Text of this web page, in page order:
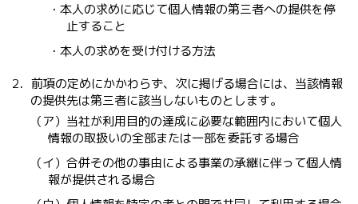
・本人の求めに応じて個人情報の第三者への提供を停
止すること
・本人の求めを受け付ける方法
2．前項の定めにかかわらず、次に掲げる場合には、当該情報
の提供先は第三者に該当しないものとします。
（ア）当社が利用目的の達成に必要な範囲内において個人
情報の取扱いの全部または一部を委託する場合
（イ）合併その他の事由による事業の承継に伴って個人情
報が提供される場合